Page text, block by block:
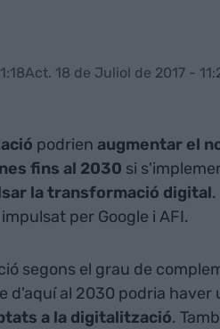
Act. 18 de Juliol de 2017 -
podrien augmentar el
fins al 2030 si
la transformació digital
per Google i AFI.
segons el grau de
d'aquí al 2030 podria haver
a la digitalització.